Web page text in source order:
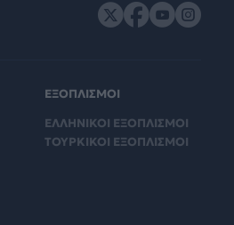
ΕΞΟΠΛΙΣΜΟΙ
ΕΛΛΗΝΙΚΟΙ ΕΞΟΠΛΙΣΜΟΙ
ΤΟΥΡΚΙΚΟΙ ΕΞΟΠΛΙΣΜΟΙ